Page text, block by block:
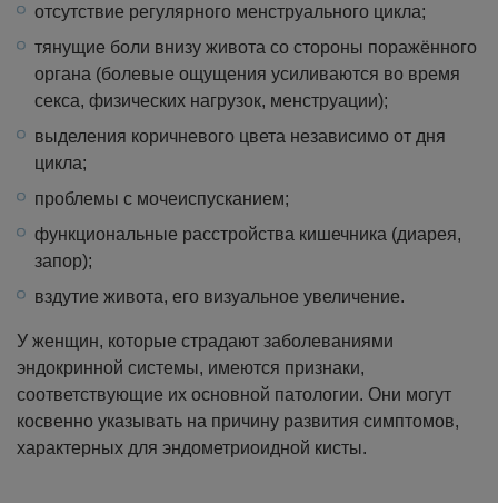
отсутствие регулярного менструального цикла;
тянущие боли внизу живота со стороны поражённого
органа (болевые ощущения усиливаются во время
секса, физических нагрузок, менструации);
выделения коричневого цвета независимо от дня
цикла;
проблемы с мочеиспусканием;
функциональные расстройства кишечника (диарея,
запор);
вздутие живота, его визуальное увеличение.
У женщин, которые страдают заболеваниями
эндокринной системы, имеются признаки,
соответствующие их основной патологии. Они могут
косвенно указывать на причину развития симптомов,
характерных для эндометриоидной кисты.